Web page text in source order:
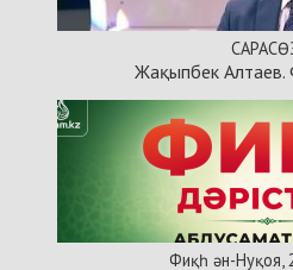
Жақыпбек Алтаев.
Фиқһ ән-Нуқоя,